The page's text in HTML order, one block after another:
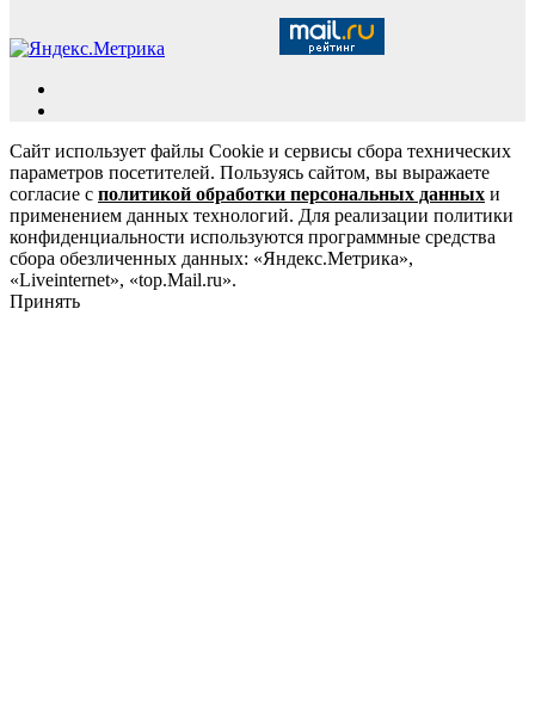
Сайт использует файлы Cookie и сервисы сбора технических
параметров посетителей. Пользуясь сайтом, вы выражаете
согласие с политикой обработки персональных данных и
применением данных технологий. Для реализации политики
конфиденциальности используются программные средства
сбора обезличенных данных: «Яндекс.Метрика»,
«Liveinternet», «top.Mail.ru».
Принять